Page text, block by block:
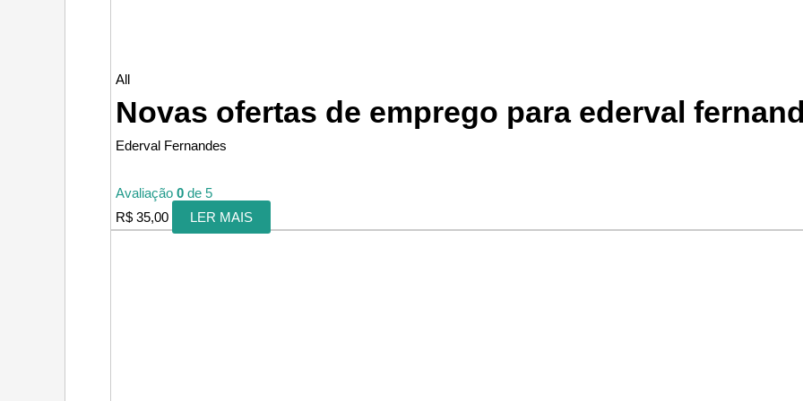
All
Novas ofertas de emprego para ederval
Ederval Fernandes
Avaliação 0 de 5
R$ 35,00 LER MAIS